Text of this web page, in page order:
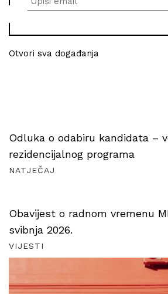
Otvori sva događanja
Odluka o odabiru kandidata –
rezidencijalnog programa
NATJEČAJ
Obavijest o radnom vremenu
svibnja 2026.
VIJESTI